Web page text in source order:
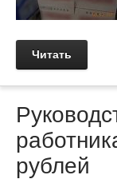
Читать
рублей